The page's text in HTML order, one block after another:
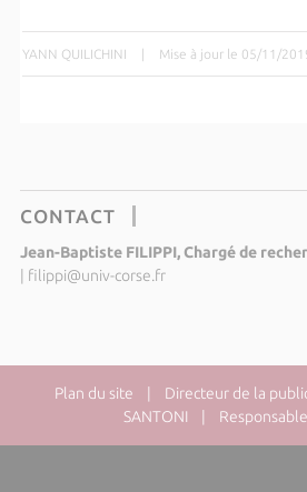
YANN QUILICHINI | Mise à jour le 05/11/
CONTACT
Jean-Baptiste FILIPPI, Chargé de
filippi@univ-corse.fr
Plan du site | Directeur de la
SANTONI |